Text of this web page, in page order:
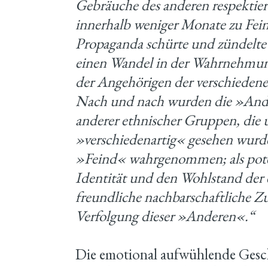
Gebräuche des anderen
innerhalb weniger Monate zu
Propaganda schürte und
einen Wandel in der
der Angehörigen der
Nach und nach wurden die
anderer ethnischer Gruppen, die
»verschiedenartig« gesehen
»Feind« wahrgenommen; als
Identität und den Wohlstand der
freundliche nachbarschaftliche
Verfolgung dieser »Anderen«.“
Die emotional aufwühlende